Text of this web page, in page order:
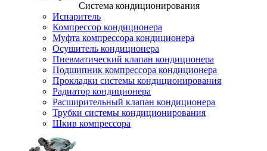
Система кондиционирования
Испаритель
Компрессор кондиционера
Муфта компрессора кондиционера
Осушитель кондиционера
Пневматический клапан кондиционера
Подшипник компрессора кондиционера
Прокладки системы кондиционирования
Радиатор кондиционера
Расширительный клапан кондиционера
Трубки системы кондиционирования
Шкив компрессора